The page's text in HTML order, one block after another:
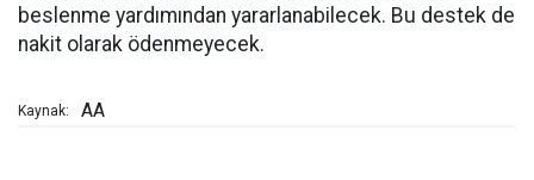
beslenme yardımından yararlanabilecek. Bu destek de
nakit olarak ödenmeyecek.
Kaynak: AA